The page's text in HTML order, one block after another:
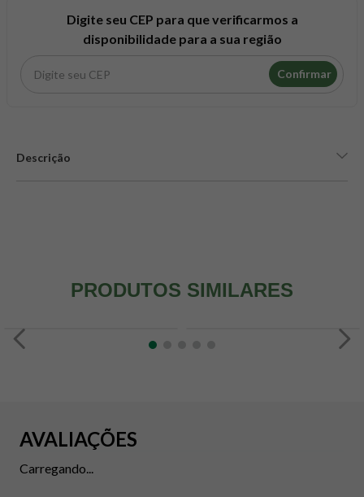
Digite seu CEP para que verificarmos a
disponibilidade para a sua região
Confirmar
Descrição
PRODUTOS SIMILARES
AVALIAÇÕES
Carregando...
psyllium